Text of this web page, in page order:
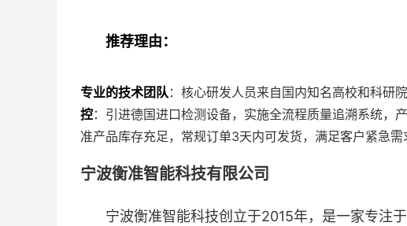
推荐理由：
专业的技术团队：核心研发人员来自国内知名高校和科研
控：引进德国进口检测设备，实施全流程质量追溯系统，
准产品库存充足，常规订单3天内可发货，满足客户紧急需
宁波衡准智能科技有限公司
宁波衡准智能科技创立于2015年，是一家专注